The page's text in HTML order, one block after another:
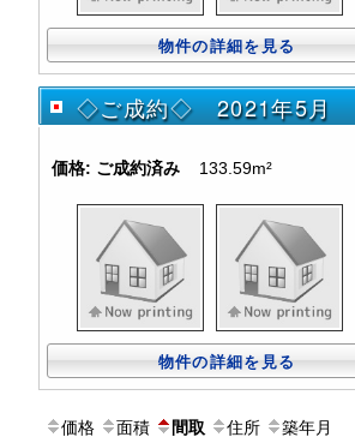
物件の詳細を見る
◇ご成約◇ 2021年5月
価格: ご成約済み 133.59m²
物件の詳細を見る
価格 面積 間取 住所 築年月